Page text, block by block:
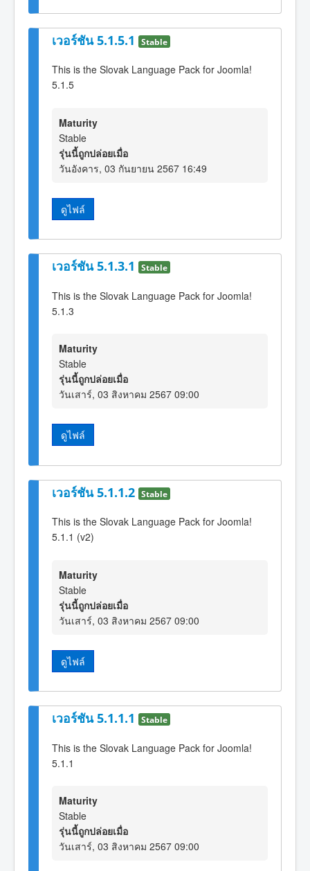
เวอร์ชัน 5.1.5.1 Stable
This is the Slovak Language Pack for Joomla!
5.1.5
Maturity
Stable
รุ่นนี้ถูกปล่อยเมื่อ
วันอังคาร, 03 กันยายน 2567 16:49
ดูไฟล์
เวอร์ชัน 5.1.3.1 Stable
This is the Slovak Language Pack for Joomla!
5.1.3
Maturity
Stable
รุ่นนี้ถูกปล่อยเมื่อ
วันเสาร์, 03 สิงหาคม 2567 09:00
ดูไฟล์
เวอร์ชัน 5.1.1.2 Stable
This is the Slovak Language Pack for Joomla!
5.1.1 (v2)
Maturity
Stable
รุ่นนี้ถูกปล่อยเมื่อ
วันเสาร์, 03 สิงหาคม 2567 09:00
ดูไฟล์
เวอร์ชัน 5.1.1.1 Stable
This is the Slovak Language Pack for Joomla!
5.1.1
Maturity
Stable
รุ่นนี้ถูกปล่อยเมื่อ
วันเสาร์, 03 สิงหาคม 2567 09:00